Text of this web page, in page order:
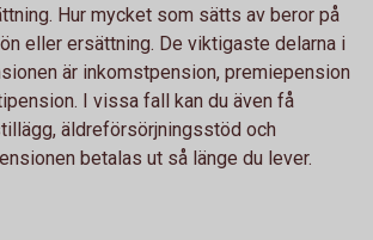
Hur mycket som sätts av beror på
eller ersättning. De viktigaste delarna i
är inkomstpension, premiepension
I vissa fall kan du även få
äldreförsörjningsstöd och
betalas ut så länge du lever.